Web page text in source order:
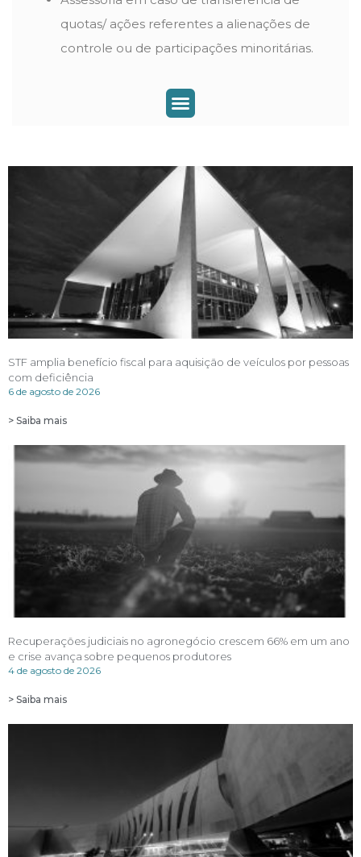
quotas/ ações referentes a alienações de
controle ou de participações minoritárias.
STF amplia benefício fiscal para aquisição de veículos por pessoas
com deficiência
6 de agosto de 2026
> Saiba mais
Recuperações judiciais no agronegócio crescem 66% em um ano
e crise avança sobre pequenos produtores
4 de agosto de 2026
> Saiba mais